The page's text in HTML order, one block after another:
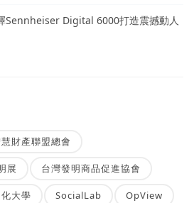
Sennheiser Digital 6000打造震撼動人
財產聯盟總會
展 台灣發明商品促進協會
大學 SocialLab OpView